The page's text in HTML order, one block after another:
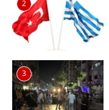
2
3